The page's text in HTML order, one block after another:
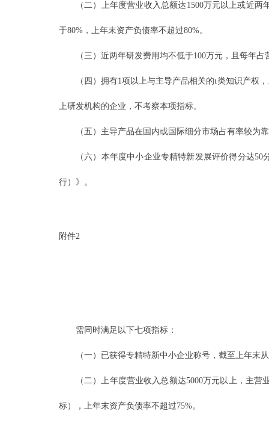
（二）上年度营业收入总额达1500万元以上或近
于80%，上年末资产负债率不超过80%。
（三）近两年研发费用均不低于100万元，且每年
（四）拥有1项以上与主导产品相关的ι类知识产
上研发机构的企业，不考察本项指标。
（五）主导产品在国内或国际细分市场占有率较为
（六）本年度中小企业专精特新发展评价得分达
行）》。
附件2
需同时满足以下七项指标：
（一）已获得专精特新中小企业称号，截至上年末
（二）上年度营业收入总额达5000万元以上，主
标），上年末资产负债率不超过75%。